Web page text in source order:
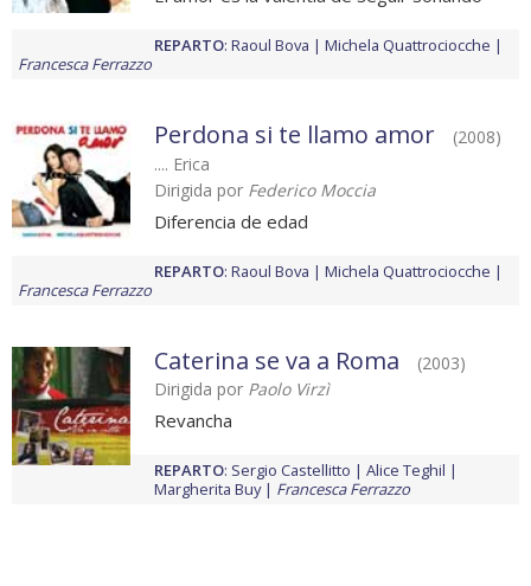
REPARTO: Raoul Bova
Michela Quattrociocche
Francesca Ferrazzo
Perdona si te llamo amor
(2008)
.... Erica
Dirigida por Federico Moccia
Diferencia de edad
REPARTO: Raoul Bova
Michela Quattrociocche
Francesca Ferrazzo
Caterina se va a Roma
(2003)
Dirigida por Paolo Virzì
Revancha
REPARTO: Sergio Castellitto
Alice Teghil
Margherita Buy
Francesca Ferrazzo